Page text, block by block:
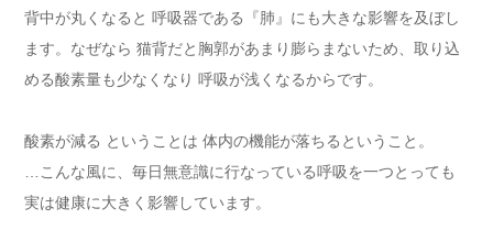
背中が丸くなると 呼吸器である『肺』にも大きな影響を及ぼし
ます。なぜなら 猫背だと胸郭があまり膨らまないため、取り込
める酸素量も少なくなり 呼吸が浅くなるからです。
酸素が減る ということは 体内の機能が落ちるということ。
…こんな風に、毎日無意識に行なっている呼吸を一つとっても
実は健康に大きく影響しています。